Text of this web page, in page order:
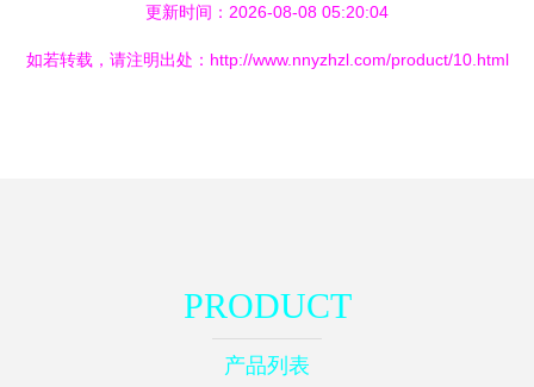
更新时间：2026-08-08 05:20:04
如若转载，请注明出处：http://www.nnyzhzl.com/product/10.html
PRODUCT
产品列表